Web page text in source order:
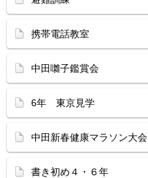
携帯電話教室
中田囃子鑑賞会
6年 東京見学
中田新春健康マラソン大会
書き初め４・６年